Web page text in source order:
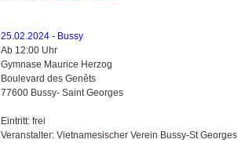
25.02.2024 - Bussy
Ab 12:00 Uhr
Gymnase Maurice Herzog
Boulevard des Genêts
77600 Bussy- Saint Georges
Eintritt: frei
Veranstalter: Vietnamesischer Verein Bussy-St Georges